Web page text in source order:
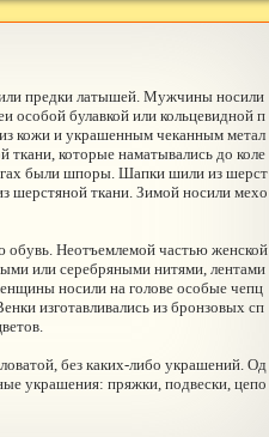
предки латышей. Мужчины носили
особой булавкой или кольцевидной п
кожи и украшенным чеканным метал
которые наматывались до коле
были шпоры. Шапки шили из шерст
шерстяной ткани. Зимой носили мехо
Неотъемлемой частью женской
или серебряными нитями, лентами
носили на голове особые чепц
изготавливались из бронзовых сп
без каких-либо украшений. Од
украшения: пряжки, подвески, цепо